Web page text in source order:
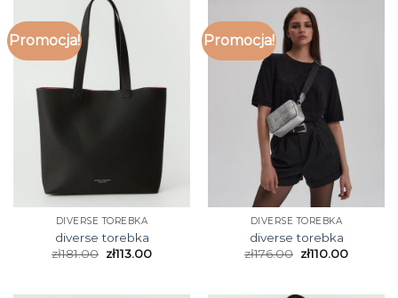
Promocja!
DIVERSE TOREBKA
diverse torebka
zł181.00 zł113.00
Promocja!
DIVERSE TOREBKA
diverse torebka
zł176.00 zł110.00